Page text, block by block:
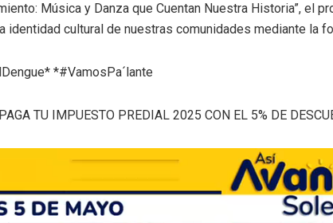
Música y Danza que Cuentan Nuestra Historia”, el
identidad cultural de nuestras comunidades mediante la
*#VamosPa´lante
TU IMPUESTO PREDIAL 2025 CON EL 5% DE